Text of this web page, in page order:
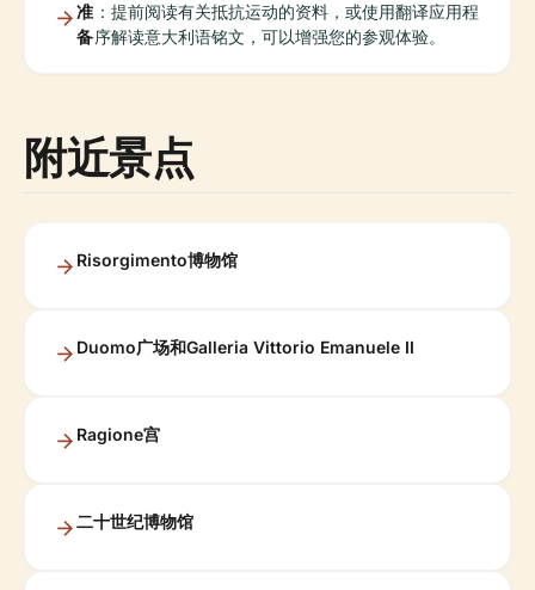
准
备
：提前阅读有关抵抗运动的资料，或使用翻译应用程
序解读意大利语铭文，可以增强您的参观体验。
附近景点
Risorgimento博物馆
Duomo广场和Galleria Vittorio Emanuele II
Ragione宫
二十世纪博物馆